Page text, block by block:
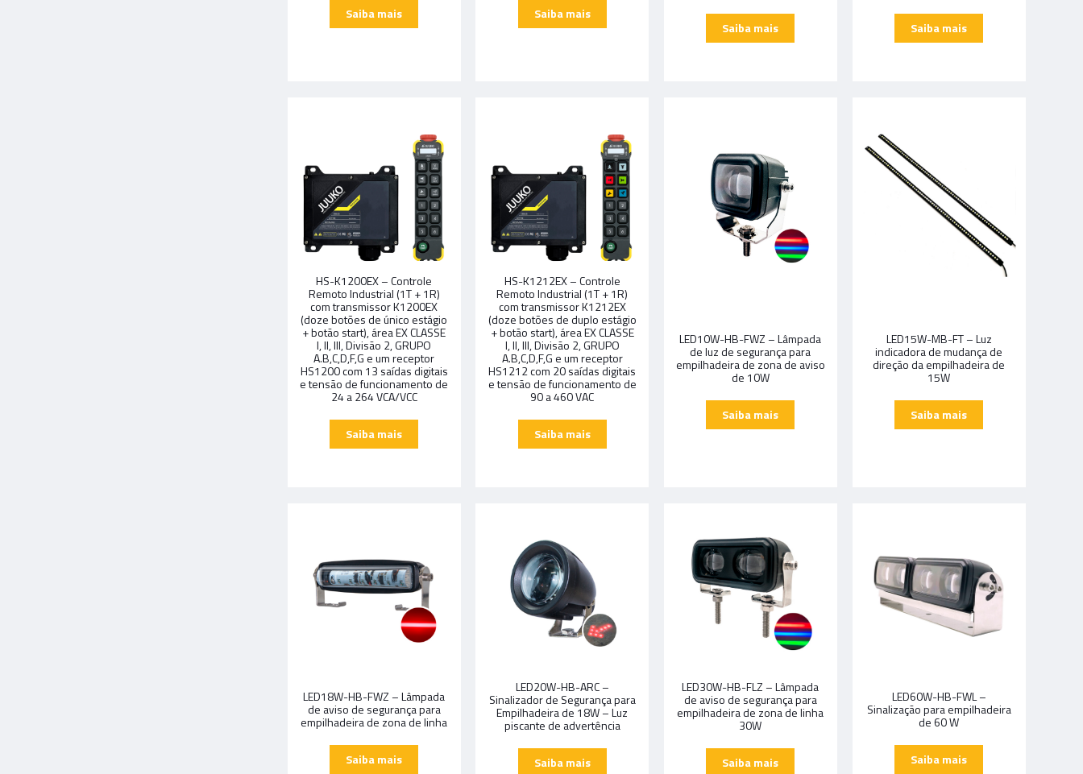
HS-K1200EX – Controle
Remoto Industrial (1T + 1R)
com transmissor K1200EX
(doze botões de único estágio
+ botão start), área EX CLASSE
I, II, III, Divisão 2, GRUPO
A.B,C,D,F,G e um receptor
HS1200 com 13 saídas digitais
e tensão de funcionamento de
24 a 264 VCA/VCC
HS-K1212EX – Controle
Remoto Industrial (1T + 1R)
com transmissor K1212EX
(doze botões de duplo estágio
+ botão start), área EX CLASSE
I, II, III, Divisão 2, GRUPO
A.B,C,D,F,G e um receptor
HS1212 com 20 saídas digitais
e tensão de funcionamento de
90 a 460 VAC
LED10W-HB-FWZ – Lâmpada
de luz de segurança para
empilhadeira de zona de aviso
de 10W
LED15W-MB-FT – Luz
indicadora de mudança de
direção da empilhadeira de
15W
LED18W-HB-FWZ – Lâmpada
de aviso de segurança para
empilhadeira de zona de linha
LED20W-HB-ARC –
Sinalizador de Segurança para
Empilhadeira de 18W – Luz
piscante de advertência
LED30W-HB-FLZ – Lâmpada
de aviso de segurança para
empilhadeira de zona de linha
30W
LED60W-HB-FWL –
Sinalização para empilhadeira
de 60 W